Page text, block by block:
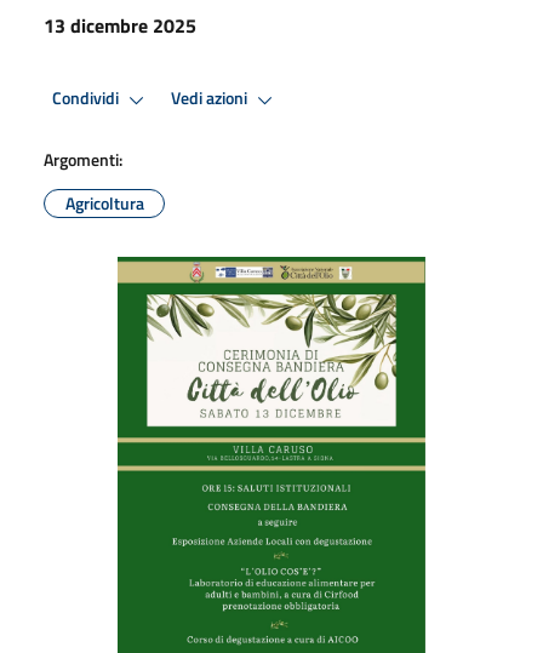
13 dicembre 2025
Condividi Vedi azioni
Argomenti:
Agricoltura